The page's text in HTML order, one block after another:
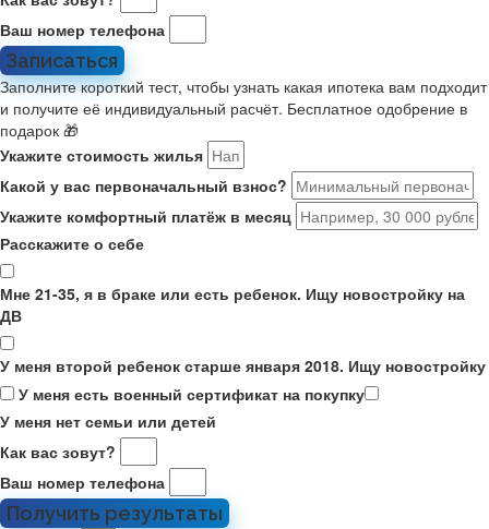
Ваш номер телефона
Записаться
Заполните короткий тест, чтобы узнать какая ипотека вам подходит
и получите её индивидуальный расчёт. Бесплатное одобрение в
подарок 🎁
Укажите стоимость жилья
Какой у вас первоначальный взнос?
Укажите комфортный платёж в месяц
Расскажите о себе
Мне 21-35, я в браке или есть ребенок. Ищу новостройку на
ДВ
У меня второй ребенок старше января 2018. Ищу новостройку
У меня есть военный сертификат на покупку
У меня нет семьи или детей
Как вас зовут?
Ваш номер телефона
Получить результаты